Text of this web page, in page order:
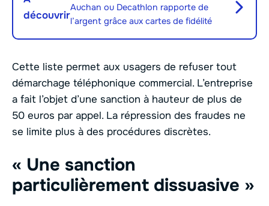
découvrir
Auchan ou Decathlon rapporte de
l’argent grâce aux cartes de fidélité
Cette liste permet aux usagers de refuser tout
démarchage téléphonique commercial. L’entreprise
a fait l’objet d’une sanction à hauteur de plus de
50 euros par appel. La répression des fraudes ne
se limite plus à des procédures discrètes.
« Une sanction
particulièrement dissuasive »